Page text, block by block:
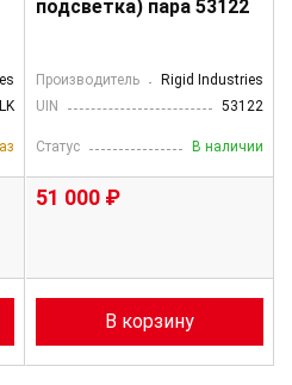
подсветка) пара 53122
Производитель
Rigid Industries
UIN
53122
Статус В наличии
51 000 ₽
В корзину